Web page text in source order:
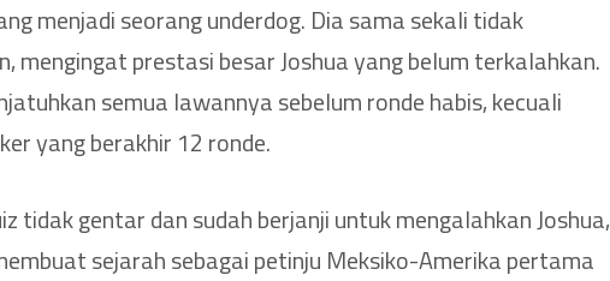
menjadi seorang underdog. Dia sama sekali tidak
mengingat prestasi besar Joshua yang belum terkalahkan.
semua lawannya sebelum ronde habis, kecuali
yang berakhir 12 ronde.
tidak gentar dan sudah berjanji untuk mengalahkan Joshua,
sejarah sebagai petinju Meksiko-Amerika pertama